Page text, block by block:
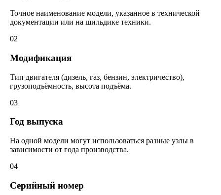
Точное наименование модели, указанное в технической
документации или на шильдике техники.
02
Модификация
Тип двигателя (дизель, газ, бензин, электричество),
грузоподъёмность, высота подъёма.
03
Год выпуска
На одной модели могут использоваться разные узлы в
зависимости от года производства.
04
Серийный номер